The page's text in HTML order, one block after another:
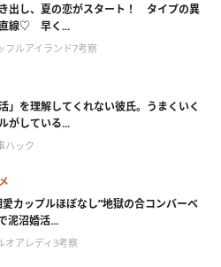
出し、夏の恋がスタート！ タイプの異
線♡ 早く...
フルアイランド7考察
活」を理解してくれない彼氏。うまくいく
がしている...
ハック
愛カップルほぼなし”地獄の合コンバーベ
泥沼婚活...
オアレディ3考察